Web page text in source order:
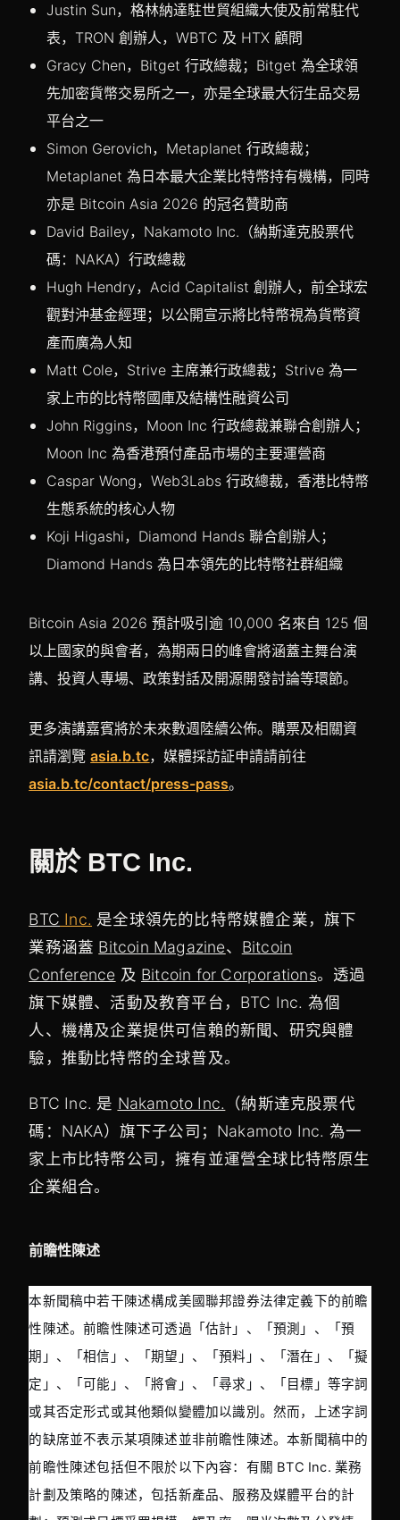
Justin Sun，格林納達駐世貿組織大使及前常駐代
表，TRON 創辦人，WBTC 及 HTX 顧問
Gracy Chen，Bitget 行政總裁；Bitget 為全球領
先加密貨幣交易所之一，亦是全球最大衍生品交易
平台之一
Simon Gerovich，Metaplanet 行政總裁；
Metaplanet 為日本最大企業比特幣持有機構，同時
亦是 Bitcoin Asia 2026 的冠名贊助商
David Bailey，Nakamoto Inc.（納斯達克股票代
碼：NAKA）行政總裁
Hugh Hendry，Acid Capitalist 創辦人，前全球宏
觀對沖基金經理；以公開宣示將比特幣視為貨幣資
產而廣為人知
Matt Cole，Strive 主席兼行政總裁；Strive 為一
家上市的比特幣國庫及結構性融資公司
John Riggins，Moon Inc 行政總裁兼聯合創辦人；
Moon Inc 為香港預付產品市場的主要運營商
Caspar Wong，Web3Labs 行政總裁，香港比特幣
生態系統的核心人物
Koji Higashi，Diamond Hands 聯合創辦人；
Diamond Hands 為日本領先的比特幣社群組織
Bitcoin Asia 2026 預計吸引逾 10,000 名來自 125 個
以上國家的與會者，為期兩日的峰會將涵蓋主舞台演
講、投資人專場、政策對話及開源開發討論等環節。
更多演講嘉賓將於未來數週陸續公佈。購票及相關資
訊請瀏覽asia.b.tc，媒體採訪証申請請前往
asia.b.tc/contact/press-pass。
關於 BTC Inc.
BTC Inc. 是全球領先的比特幣媒體企業，旗下
業務涵蓋 Bitcoin Magazine、 Bitcoin
Conference 及 Bitcoin for Corporations。透過
旗下媒體、活動及教育平台，BTC Inc. 為個
人、機構及企業提供可信賴的新聞、研究與體
驗，推動比特幣的全球普及。
BTC Inc. 是 Nakamoto Inc.
（納斯達克股票代
碼：NAKA）旗下子公司；Nakamoto Inc. 為一
家上市比特幣公司，擁有並運營全球比特幣原生
企業組合。
前瞻性陳述
本新聞稿中若干陳述構成美國聯邦證券法律定義下的前瞻
性陳述。前瞻性陳述可透過「估計」、「預測」、「預
期」、「相信」、「期望」、「預料」、「潛在」、「擬
定」、「可能」、「將會」、「尋求」、「目標」等字詞
或其否定形式或其他類似變體加以識別。然而，上述字詞
的缺席並不表示某項陳述並非前瞻性陳述。本新聞稿中的
前瞻性陳述包括但不限於以下內容：有關 BTC Inc. 業務
計劃及策略的陳述，包括新產品、服務及媒體平台的計